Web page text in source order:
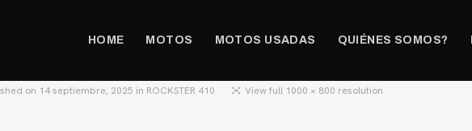
HOME MOTOS MOTOS USADAS QUIÉNES SOMOS?
on 14 septiembre, 2025 in ROCKSTER 410 View full 1000 × 800 resolution